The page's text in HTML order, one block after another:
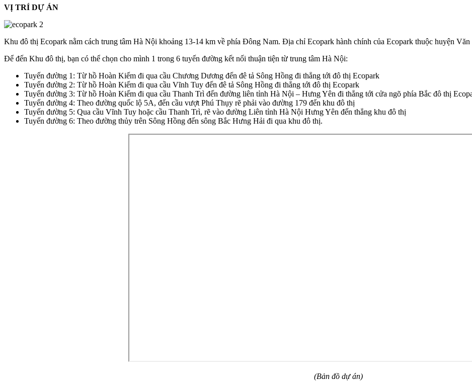
VỊ TRÍ DỰ ÁN
Khu đô thị Ecopark nằm cách trung tâm Hà Nội khoảng 13-14 km về phía Đông Nam. Địa chỉ Ecopark hành chính của Ecopark thuộc huyện
Để đến Khu đô thị, bạn có thể chọn cho mình 1 trong 6 tuyến đường kết nối thuận tiện từ trung tâm Hà Nội:
Tuyến đường 1: Từ hồ Hoàn Kiếm đi qua cầu Chương Dương đến đê tả Sông Hồng đi thẳng tới đô thị Ecopark
Tuyến đường 2: Từ hồ Hoàn Kiếm đi qua cầu Vĩnh Tuy đến đê tả Sông Hồng đi thẳng tới đô thị Ecopark
Tuyến đường 3: Từ hồ Hoàn Kiếm đi qua cầu Thanh Trì đến đường liên tỉnh Hà Nội – Hưng Yên đi thẳng tới cửa ngõ phía Bắc đô thị
Tuyến đường 4: Theo đường quốc lộ 5A, đến cầu vượt Phú Thụy rẽ phải vào đường 179 đến khu đô thị
Tuyến đường 5: Qua cầu Vĩnh Tuy hoặc cầu Thanh Trì, rẽ vào đường Liên tỉnh Hà Nội Hưng Yên đến thẳng khu đô thị
Tuyến đường 6: Theo đường thủy trên Sông Hồng đến sông Bắc Hưng Hải đi qua khu đô thị.
(Bản đồ dự án)